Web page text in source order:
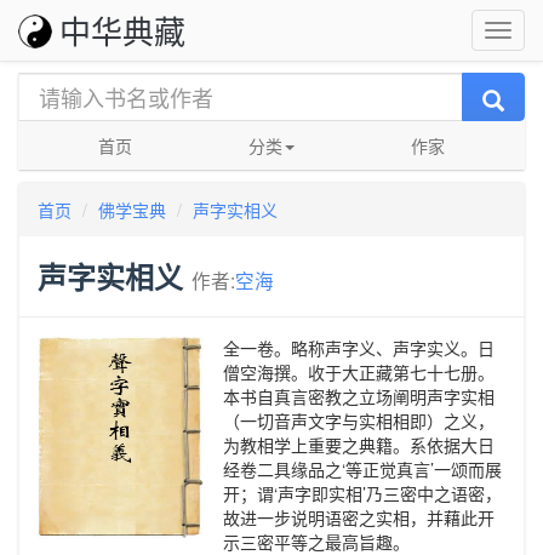
中华典藏
首页 分类 作家
首页 佛学宝典 声字实相义
声字实相义 作者:空海
全一卷。略称声字义、声字实义。日
僧空海撰。收于大正藏第七十七册。
本书自真言密教之立场阐明声字实相
（一切音声文字与实相相即）之义，
为教相学上重要之典籍。系依据大日
经卷二具缘品之‘等正觉真言’一颂而展
开；谓‘声字即实相’乃三密中之语密，
故进一步说明语密之实相，并藉此开
示三密平等之最高旨趣。